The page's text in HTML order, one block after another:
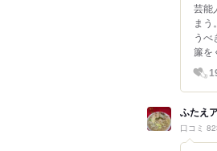
芸能
まう
うべ
簾を
ふたえ
口コミ